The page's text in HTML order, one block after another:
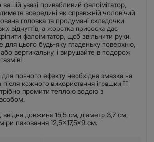
увазі привабливий фалоімітатор,
всередині як справжній чоловічий
головка та продумані складочки
відчуттів, а жорстка присоска дає
фалоімітатор, щоб звільнити руки.
для цього будь-яку гладеньку поверхню,
вертикальну, і вирушайте в подорож
повного ефекту необхідна змазка на
після кожного використання іграшки її
промити теплою водою з
довжина 15,5 см, діаметр 3,7 см,
паковання 12,5×17,5×9 см.